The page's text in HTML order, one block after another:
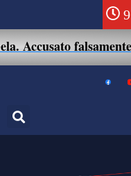
9
Accusato falsamente